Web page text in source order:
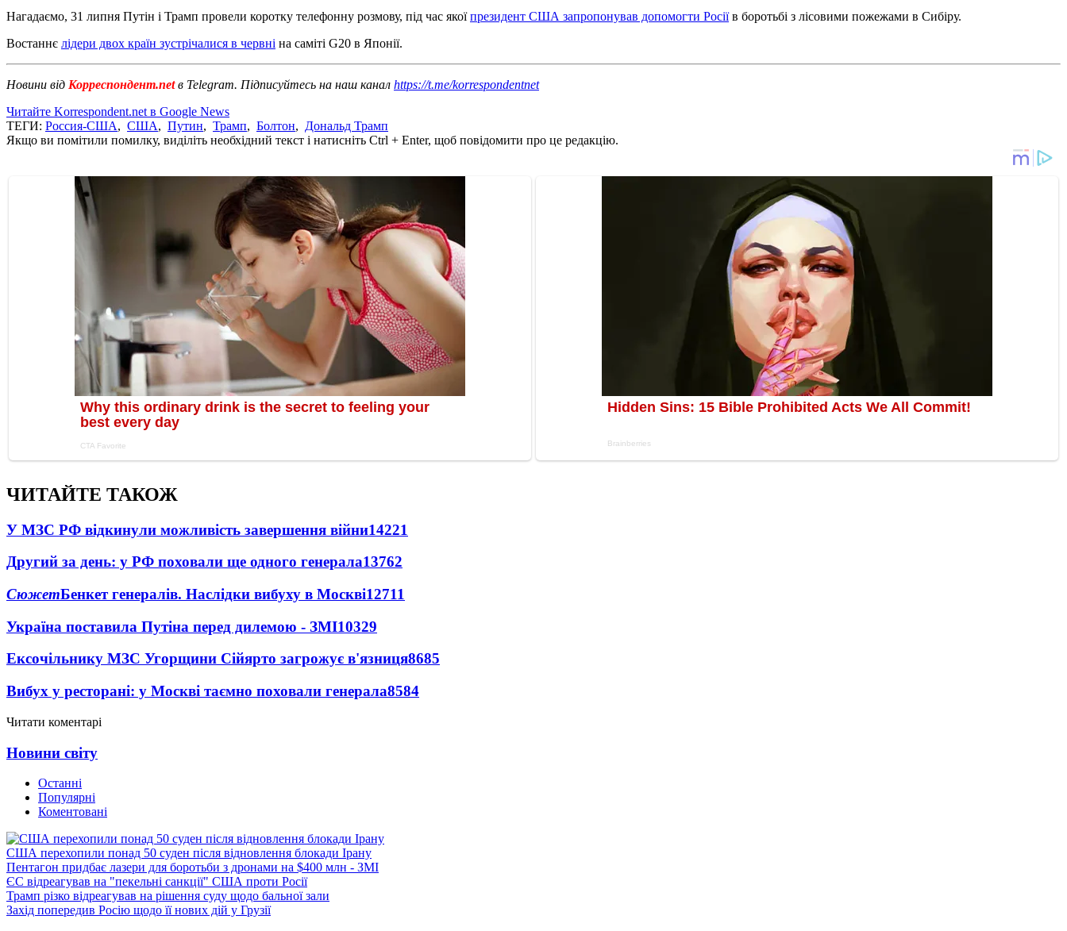
Нагадаємо, 31 липня Путін і Трамп провели коротку телефонну розмову, під час якоїпрезидент США запропонував допомогти Росіїв боротьбі з лісовими пожежами в Сибіру.
Востаннє лідери двох країн зустрічалися в червні на саміті G20 в Японії.
Новини від Корреспондент.netв Telegram. Підписуйтесь на наш канал https://t.me/korrespondentnet
Читайте Korrespondent.net в Google News
ТЕГИ: Россия-США, США, Путин, Трамп, Болтон, Дональд Трамп
Якщо ви помітили помилку, виділіть необхідний текст і натисніть Ctrl + Enter, щоб повідомити про це редакцію.
ЧИТАЙТЕ ТАКОЖ
У МЗС РФ відкинули можливість завершення війни14221
Другий за день: у РФ поховали ще одного генерала13762
СюжетБенкет генералів. Наслідки вибуху в Москві12711
Україна поставила Путіна перед дилемою - ЗМІ10329
Ексочільнику МЗС Угорщини Сійярто загрожує в'язниця8685
Вибух у ресторані: у Москві таємно поховали генерала8584
Читати коментарі
Новини світу
Останні
Популярні
Коментовані
США перехопили понад 50 суден після відновлення блокади Ірану
Пентагон придбає лазери для боротьби з дронами на $400 млн - ЗМІ
ЄС відреагував на "пекельні санкції" США проти Росії
Трамп різко відреагував на рішення суду щодо бальної зали
Захід попередив Росію щодо її нових дій у Грузії